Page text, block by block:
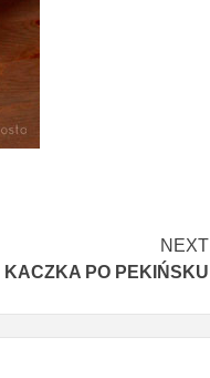
NEXT
KACZKA PO PEKIŃSKU